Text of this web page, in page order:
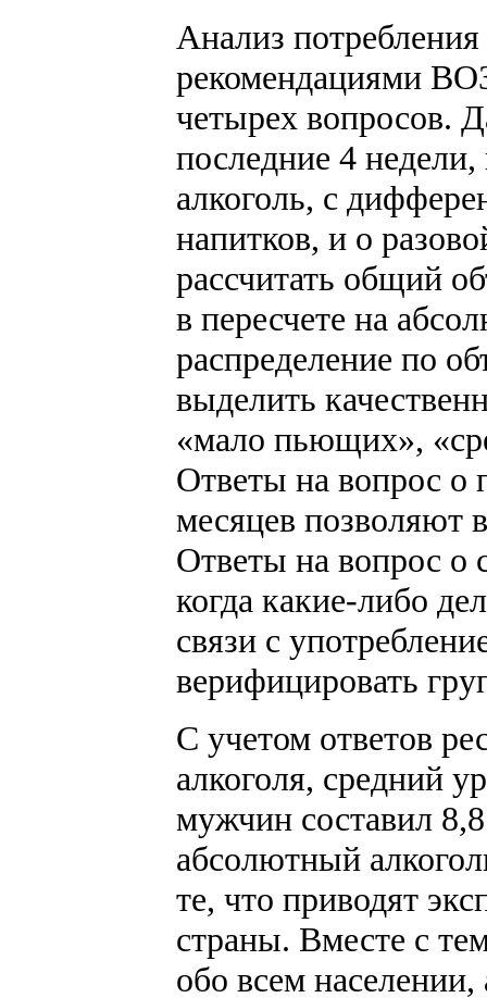
Анализ потребления
рекомендациями
четырех вопросов.
последние 4
алкоголь, с
напитков, и о
рассчитать общий
в пересчете на
распределение по
выделить
«мало пьющих»,
Ответы на вопрос о
месяцев позволяют
Ответы на вопрос о
когда какие-либо
связи с
верифицировать
С учетом ответов
алкоголя, средний
мужчин составил
абсолютный
те, что приводят
страны. Вместе с
обо всем